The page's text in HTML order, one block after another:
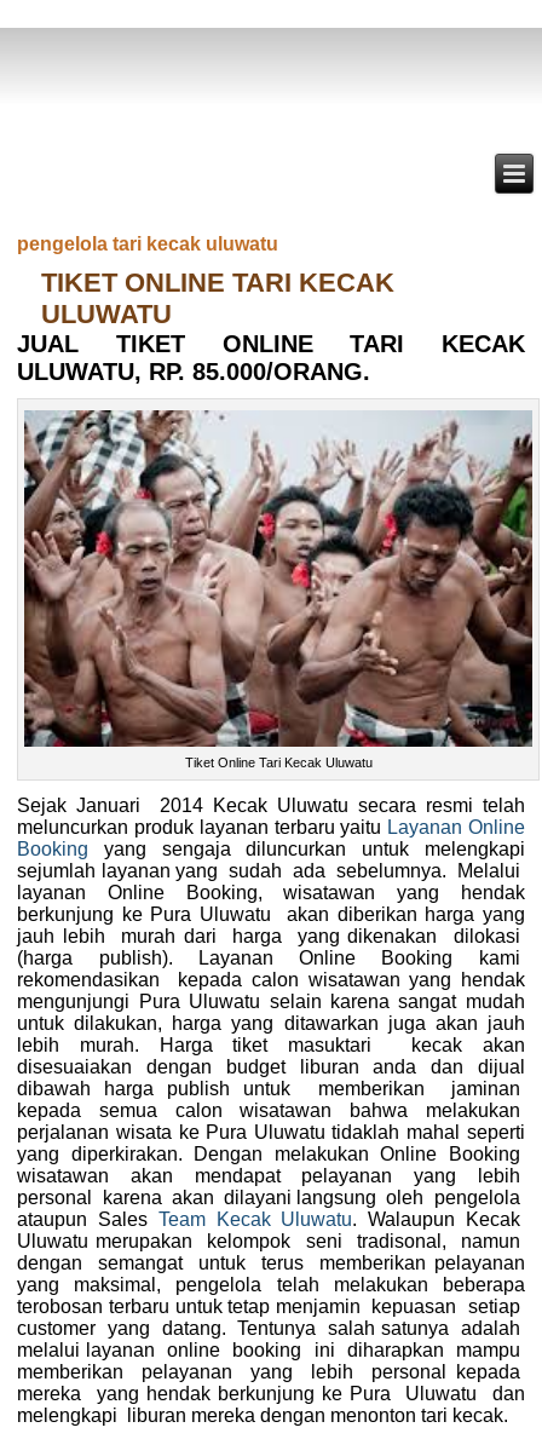
pengelola tari kecak uluwatu
TIKET ONLINE TARI KECAK
ULUWATU
JUAL TIKET ONLINE TARI KECAK
ULUWATU, RP. 85.000/ORANG.
Tiket Online Tari Kecak Uluwatu
Sejak Januari 2014 Kecak Uluwatu secara resmi telah
meluncurkan produk layanan terbaru yaitu Layanan Online
Booking yang sengaja diluncurkan untuk melengkapi
sejumlah layanan yang sudah ada sebelumnya. Melalui
layanan Online Booking, wisatawan yang hendak
berkunjung ke Pura Uluwatu akan diberikan harga yang
jauh lebih murah dari harga yang dikenakan dilokasi
(harga publish). Layanan Online Booking kami
rekomendasikan kepada calon wisatawan yang hendak
mengunjungi Pura Uluwatu selain karena sangat mudah
untuk dilakukan, harga yang ditawarkan juga akan jauh
lebih murah. Harga tiket masuktari kecak akan
disesuaiakan dengan budget liburan anda dan dijual
dibawah harga publish untuk memberikan jaminan
kepada semua calon wisatawan bahwa melakukan
perjalanan wisata ke Pura Uluwatu tidaklah mahal seperti
yang diperkirakan. Dengan melakukan Online Booking
wisatawan akan mendapat pelayanan yang lebih
personal karena akan dilayani langsung oleh pengelola
ataupun Sales Team Kecak Uluwatu. Walaupun Kecak
Uluwatu merupakan kelompok seni tradisonal, namun
dengan semangat untuk terus memberikan pelayanan
yang maksimal, pengelola telah melakukan beberapa
terobosan terbaru untuk tetap menjamin kepuasan setiap
customer yang datang. Tentunya salah satunya adalah
melalui layanan online booking ini diharapkan mampu
memberikan pelayanan yang lebih personal kepada
mereka yang hendak berkunjung ke Pura Uluwatu dan
melengkapi liburan mereka dengan menonton tari kecak.